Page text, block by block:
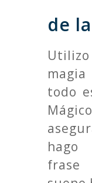
de
todo
hago
frase